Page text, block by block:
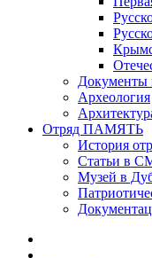
Документы
Археология
Отряд ПАМЯТЬ
История
Статьи в
Музей в